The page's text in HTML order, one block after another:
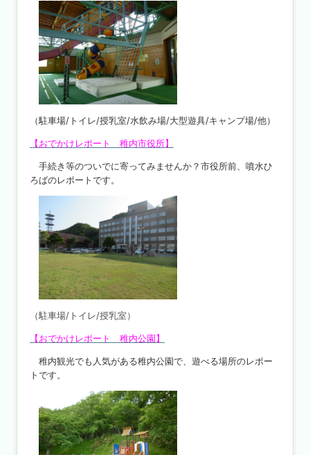
（駐車場/トイレ/授乳室/水飲み場/大型遊具/キャンプ場/他）
【おでかけレポート 稚内市役所】
手続き等のついでに寄ってみませんか？市役所前、噴水ひ
ろばのレポートです。
（駐車場/トイレ/授乳室）
【おでかけレポート 稚内公園】
稚内観光でも人気がある稚内公園で、遊べる場所のレポー
トです。